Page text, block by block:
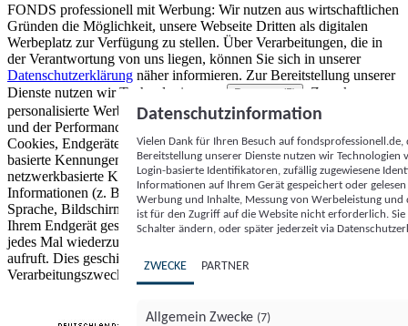
FONDS professionell mit Werbung: Wir nutzen aus wirtschaftlichen
Gründen die Möglichkeit, unsere Webseite Dritten als digitalen
Werbeplatz zur Verfügung zu stellen. Über Verarbeitungen, die in
der Verantwortung von uns liegen, können Sie sich in unserer
Datenschutzerklärung näher informieren. Zur Bereitstellung unserer
Dienste nutzen wir Technologien von
Partnern (5)
. Zwecke:
personalisierte Werbung und Inhalte, Messung von Werbeleistung
und der Performance von Inhalten sowie Zielgruppenforschung.
Cookies, Endgeräte- oder ähnliche Online-Kennungen (z. B. login-
basierte Kennungen, zufällig generierte Kennungen,
netzwerkbasierte Kennungen) können zusammen mit anderen
Informationen (z. B. Browsertyp und Browserinformationen,
Sprache, Bildschirmgröße, unterstützte Technologien usw.) auf
Ihrem Endgerät gespeichert oder von dort ausgelesen werden, um es
jedes Mal wiederzuerkennen, wenn es eine App oder einer Webseite
aufruft. Dies geschieht für einen oder mehrere der hier aufgeführten
Verarbeitungszwecke.
Datenschutzinformation
Vielen Dank für Ihren Besuch auf
Bereitstellung unserer Dienste nutzen wir Technologien
Login-basierte Identifikatoren, zufällig zugewiesene
Informationen auf Ihrem Gerät gespeichert oder
Werbung und Inhalte, Messung von Werbeleistung
ist für den Zugriff auf die Website nicht erforderlich.
Schalter ändern, oder später jederzeit via
ZWECKE PARTNER
Allgemein Zwecke (7)